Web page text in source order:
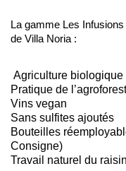
La gamme Les
de Villa Noria :
Agriculture biologique
Pratique de
Vins vegan
Sans sulfites ajoutés
Bouteilles
Consigne)
Travail naturel du